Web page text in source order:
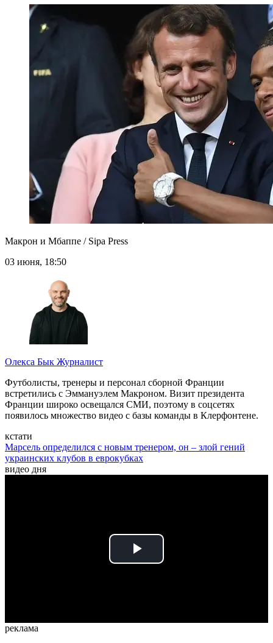
Макрон и Мбаппе / Sipa Press
03 июня, 18:50
Олекса Бык Журналист
Футболисты, тренеры и персонал сборной Франции
встретились с Эммануэлем Макроном. Визит президента
Франции широко освещался СМИ, поэтому в соцсетях
появилось множество видео с базы команды в Клерфонтене.
кстати
Марсель определился с новым тренером, он – злой гений
украинских клубов в еврокубках
видео дня
Play
реклама